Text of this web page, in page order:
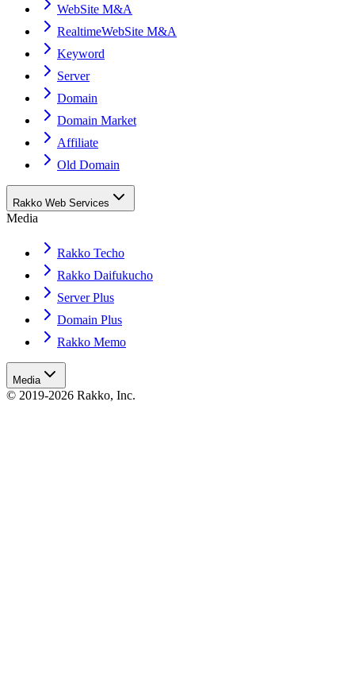
WebSite M&A
RealtimeWebSite M&A
Keyword
Server
Domain
Domain Market
Affiliate
Old Domain
Rakko Web Services
Media
Rakko Techo
Rakko Daifukucho
Server Plus
Domain Plus
Rakko Memo
Media
© 2019-2026 Rakko, Inc.